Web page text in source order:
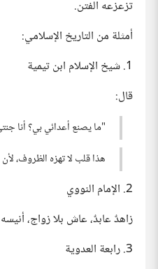
تزعزعه الفتن.
أمثلة من التاريخ الإسلامي:
1. شيخ الإسلام ابن تيمية
قال:
"ما يصنع أعدائي بي؟ أنا
هذا قلب لا تهزه الظروف، لأن
2. الإمام النووي
زاهدٌ عابدٌ، عاش بلا زواج، أنيسه
3. رابعة العدوية